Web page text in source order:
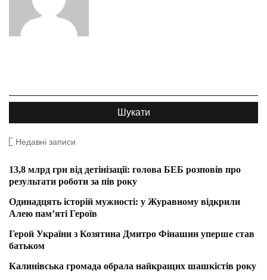
Недавні записи
13,8 млрд грн від детінізації: голова БЕБ розповів про
результати роботи за пів року
Одинадцять історій мужності: у Журавному відкрили
Алею пам’яті Героїв
Герой України з Козятина Дмитро Фінашин уперше став
батьком
Калинівська громада обрала найкращих шашкістів року